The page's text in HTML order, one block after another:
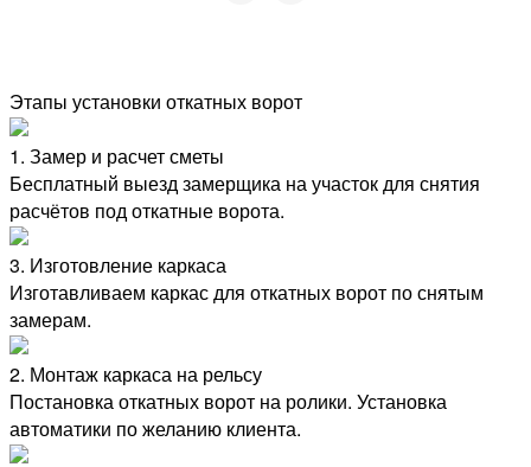
работы - 120 метров забора были сделаны в
лучшем виде (несмотря на сложный грунт с
были учтены (по расположению ворот-калиток,
обходу деревьев), при малейших вариантах -
всегда всё объясняли и советовались. При
растение не пострадало, хотя это не
оговаривали.
Этапы установки откатных ворот
1. Замер и расчет сметы
Бесплатный выезд замерщика на участок для снятия
расчётов под откатные ворота.
3. Изготовление каркаса
Изготавливаем каркас для откатных ворот по снятым
замерам.
2. Монтаж каркаса на рельсу
Постановка откатных ворот на ролики. Установка
автоматики по желанию клиента.